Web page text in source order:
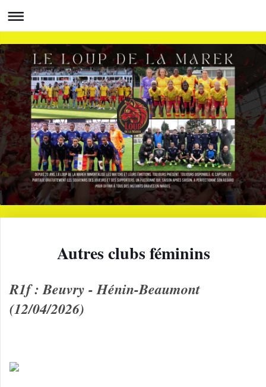
Autres clubs féminins
R1f : Beuvry - Hénin-Beaumont
(12/04/2026)